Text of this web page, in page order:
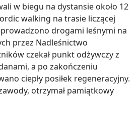
w biegu na dystansie około 12
walking na trasie liczącej
drogami leśnymi na
przez Nadleśnictwo
czekał punkt odżywczy z
a po zakończeniu
ciepły posiłek regeneracyjny.
otrzymał pamiątkowy